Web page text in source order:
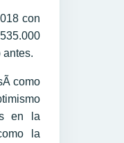
con
antes.
como
en la
la